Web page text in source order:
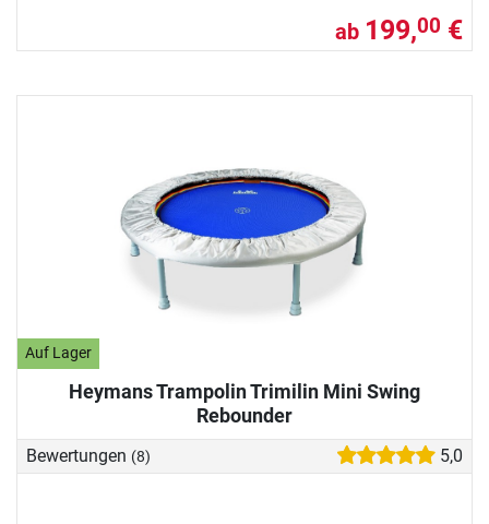
ab 199,00 €
Auf Lager
Heymans Trampolin Trimilin Mini Swing
Rebounder
Bewertungen (8) 5,0